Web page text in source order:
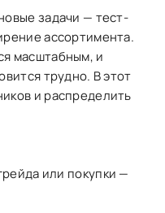
задачи — тест-
ассортимента.
масштабным, и
трудно. В этот
и распределить
или покупки —